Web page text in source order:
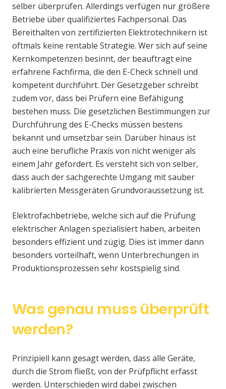
selber überprüfen. Allerdings verfügen nur größere
Betriebe über qualifiziertes Fachpersonal. Das
Bereithalten von zertifizierten Elektrotechnikern ist
oftmals keine rentable Strategie. Wer sich auf seine
Kernkompetenzen besinnt, der beauftragt eine
erfahrene Fachfirma, die den E-Check schnell und
kompetent durchführt. Der Gesetzgeber schreibt
zudem vor, dass bei Prüfern eine Befähigung
bestehen muss. Die gesetzlichen Bestimmungen zur
Durchführung des E-Checks müssen bestens
bekannt und umsetzbar sein. Darüber hinaus ist
auch eine berufliche Praxis von nicht weniger als
einem Jahr gefordert. Es versteht sich von selber,
dass auch der sachgerechte Umgang mit sauber
kalibrierten Messgeräten Grundvoraussetzung ist.
Elektrofachbetriebe, welche sich auf die Prüfung
elektrischer Anlagen spezialisiert haben, arbeiten
besonders effizient und zügig. Dies ist immer dann
besonders vorteilhaft, wenn Unterbrechungen in
Produktionsprozessen sehr kostspielig sind.
Was genau muss überprüft
werden?
Prinzipiell kann gesagt werden, dass alle Geräte,
durch die Strom fließt, von der Prüfpflicht erfasst
werden. Unterschieden wird dabei zwischen